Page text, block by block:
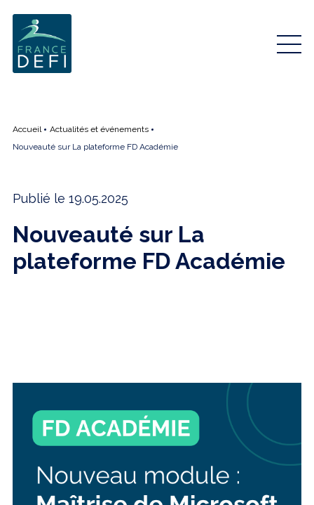
Accueil
Actualités et événements
Nouveauté sur La plateforme FD Académie
Publié le 19.05.2025
Nouveauté sur La
plateforme FD Académie